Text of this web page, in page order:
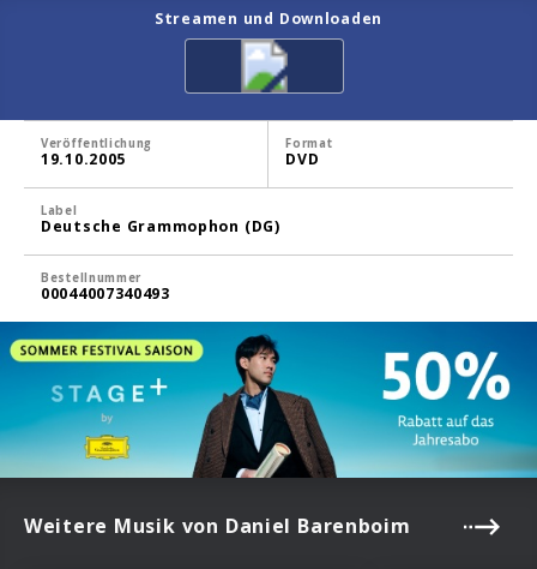
Streamen und Downloaden
Veröffentlichung
19.10.2005
Format
DVD
Label
Deutsche Grammophon (DG)
Bestellnummer
00044007340493
Weitere Musik von Daniel Barenboim